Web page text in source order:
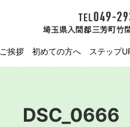
ご挨拶 初めての方へ ステップ
DSC_0666